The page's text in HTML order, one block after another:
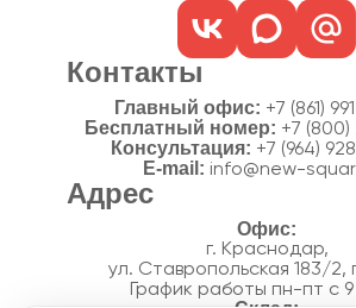
Контакты
Главный офис: +7 (861)
Бесплатный номер: +7
Консультация: +7 (964)
E-mail: info@new-
Адрес
г. Краснодар,
ул. Ставропольская 183/2,
График работы пн-пт с 9